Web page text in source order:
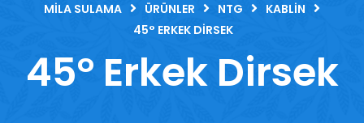
MILA SULAMA ÜRÜNLER NTG
KABLIN
45° ERKEK DIRSEK
45° Erkek Dirsek